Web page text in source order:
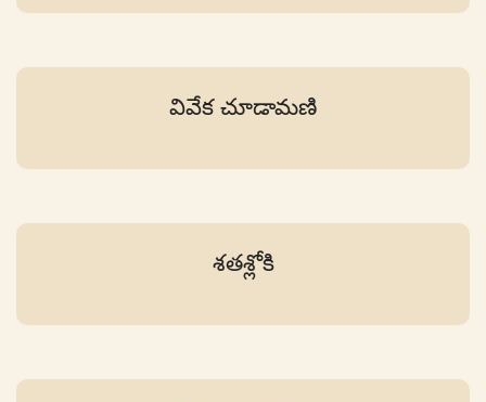
వివేక చూడామణి
శతశ్లోకి